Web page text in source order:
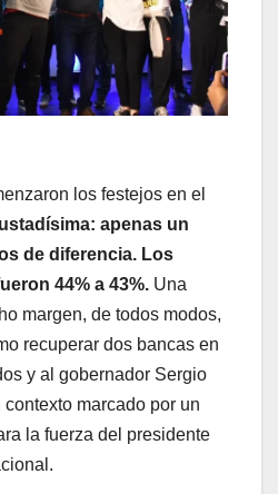
los festejos en el
apenas un
de diferencia. Los
44% a 43%. Una
margen, de todos modos,
recuperar dos bancas en
y al gobernador Sergio
marcado por un
la fuerza del presidente